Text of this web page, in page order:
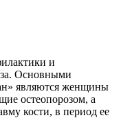
и
Основными
являются женщины
остеопорозом, а
кости, в период ее